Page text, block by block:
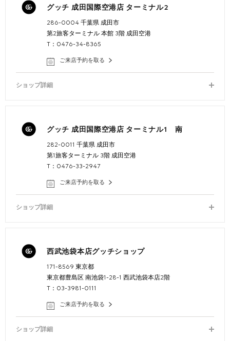
グッチ 成田国際空港店 ターミナル2
286-0004 千葉県 成田市
第2旅客ターミナル 本館 3階 成田空港
T：0476-34-8365
ご来店予約を取る
ショップ詳細
グッチ 成田国際空港店 ターミナル1 南
282-0011 千葉県 成田市
第1旅客ターミナル 3階 成田空港
T：0476-33-2947
ご来店予約を取る
ショップ詳細
西武池袋本店グッチショップ
171-8569 東京都
東京都豊島区 南池袋1-28-1 西武池袋本店2階
T：03-3981-0111
ご来店予約を取る
ショップ詳細